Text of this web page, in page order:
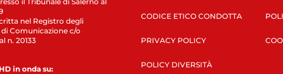
nel Registro degli
Comunicazione c/o
n. 20133
in onda su:
CODICE ETICO CONDOTTA
PRIVACY POLICY
POLICY DIVERSITÀ